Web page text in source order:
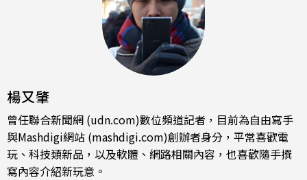
楊又肇
曾任聯合新聞網 (udn.com)數位頻道記者，目前為自由寫手
與Mashdigi網站 (mashdigi.com)創辦者身分，平常喜歡電
玩、科技類新品，以及軟體、網路相關內容，也喜歡隨手撰
寫內容介紹新玩意。